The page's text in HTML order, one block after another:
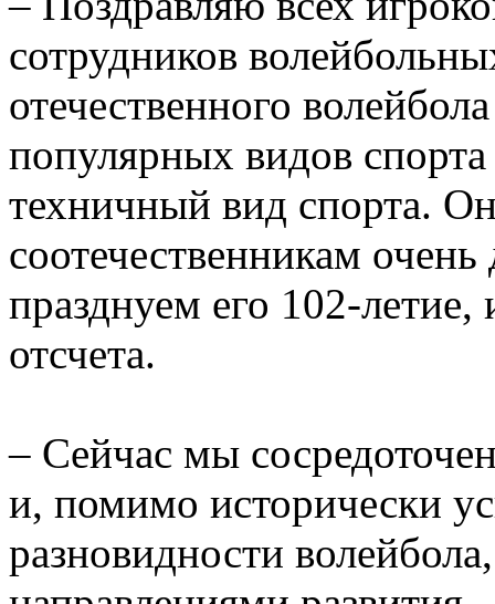
сотрудников
отечественного
популярных видов
техничный вид спорта.
соотечественникам
празднуем его 102-
отсчета.
– Сейчас мы
и, помимо исторически
разновидности